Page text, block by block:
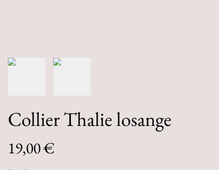
Collier Thalie losange
19,00 €